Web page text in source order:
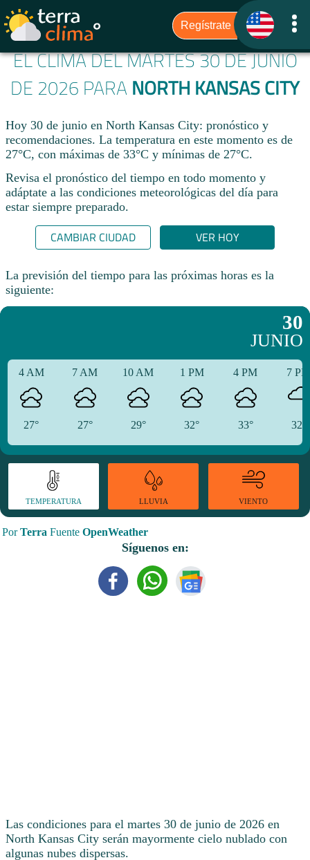
EL CLIMA DEL MARTES 30 DE JUNIO
DE 2026 PARA NORTH KANSAS CITY
Hoy 30 de junio en North Kansas City: pronóstico y
recomendaciones. La temperatura en este momento es de
27°C, con máximas de 33°C y mínimas de 27°C.
Revisa el pronóstico del tiempo en todo momento y
adáptate a las condiciones meteorológicas del día para
estar siempre preparado.​
CAMBIAR CIUDAD VER HOY
La previsión del tiempo para las próximas horas es la
siguiente:
30
JUNIO
4 AM
27°
7 AM
27°
10 AM
29°
1 PM
32°
4 PM
33°
7
32°
TEMPERATURA LLUVIA VIENTO
PorTerra Fuente OpenWeather
Síguenos en:
Las condiciones para el martes 30 de junio de 2026 en
North Kansas City serán mayormente cielo nublado con
algunas nubes dispersas.